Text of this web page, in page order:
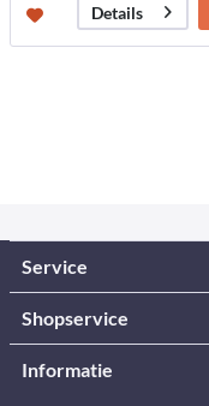
Details
Service
Shopservice
Informatie